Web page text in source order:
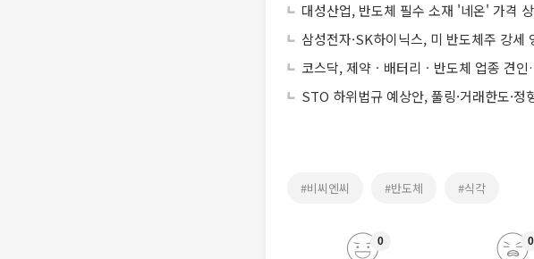
대성산업, 반도체 필수 소재 '네온' 가격
삼성전자·SK하이닉스, 미 반도체주 강세
코스닥, 제약ㆍ배터리ㆍ반도체 업종 견
STO 하위법규 예상안, 풀링·거래한도·정
#비씨엔씨 #반도체 #식각
0 0